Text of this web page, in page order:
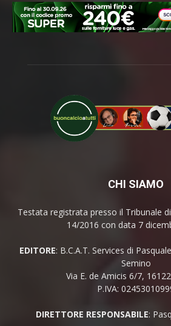
CHI SIAMO
Testata registrata presso il Tribunale
14/2016 con data 7
EDITORE: B.C.A.T. Services di
Semino
Via E. de Amicis 6/7,
P.IVA:
DIRETTORE RESPONSABILE: